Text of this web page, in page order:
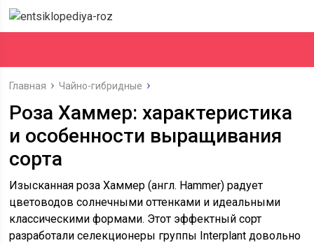
Главная Чайно-гибридные
Роза Хаммер: характеристика
и особенности выращивания
сорта
Изысканная роза Хаммер (англ. Hammer) радует
цветоводов солнечными оттенками и идеальными
классическими формами. Этот эффектный сорт
разработали селекционеры группы Interplant довольно